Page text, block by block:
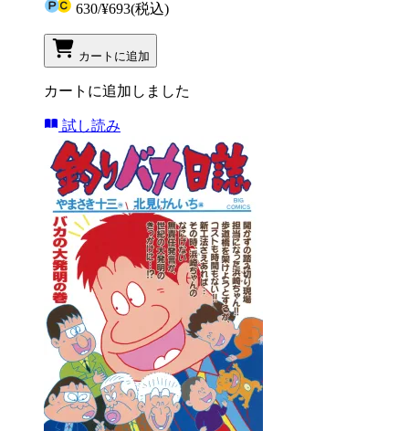
630/¥693(税込)
カートに追加
カートに追加しました
試し読み